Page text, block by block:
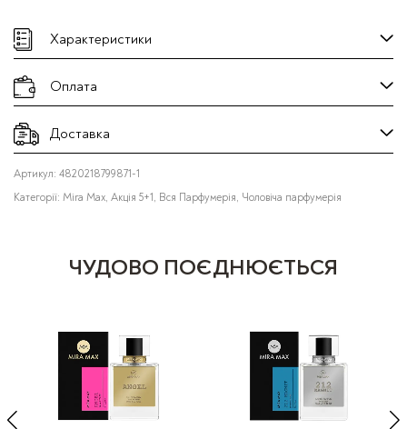
Характеристики
Оплата
Доставка
Артикул: 4820218799871-1
Категорії: Mira Max, Акція 5+1, Вся Парфумерія, Чоловіча парфумерія
ЧУДОВО ПОЄДНЮЄТЬСЯ